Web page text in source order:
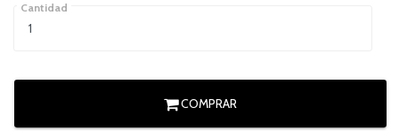
Cantidad
COMPRAR